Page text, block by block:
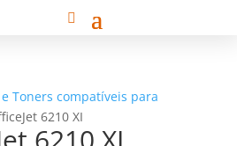
Toners compatíveis para
6210 XI